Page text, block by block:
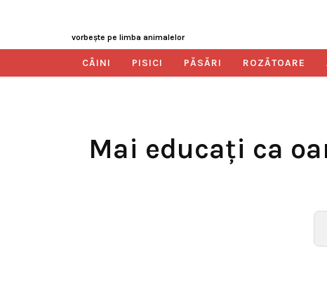
vorbeşte pe limba animalelor
CÂINI PISICI PĂSĂRI ROZĂTOARE
Mai educaţi ca